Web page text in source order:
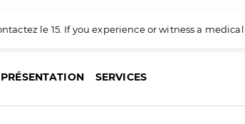
le 15. If you experience or witness a
PRÉSENTATION SERVICES